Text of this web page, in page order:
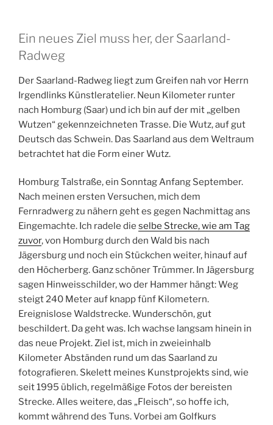
Ein neues Ziel muss her, der Saarland-
Radweg
Der Saarland-Radweg liegt zum Greifen nah vor Herrn
Irgendlinks Künstleratelier. Neun Kilometer runter
nach Homburg (Saar) und ich bin auf der mit „gelben
Wutzen“ gekennzeichneten Trasse. Die Wutz, auf gut
Deutsch das Schwein. Das Saarland aus dem Weltraum
betrachtet hat die Form einer Wutz.
Homburg Talstraße, ein Sonntag Anfang September.
Nach meinen ersten Versuchen, mich dem
Fernradwerg zu nähern geht es gegen Nachmittag ans
Eingemachte. Ich radele die selbe Strecke, wie am Tag
zuvor, von Homburg durch den Wald bis nach
Jägersburg und noch ein Stückchen weiter, hinauf auf
den Höcherberg. Ganz schöner Trümmer. In Jägersburg
sagen Hinweisschilder, wo der Hammer hängt: Weg
steigt 240 Meter auf knapp fünf Kilometern.
Ereignislose Waldstrecke. Wunderschön, gut
beschildert. Da geht was. Ich wachse langsam hinein in
das neue Projekt. Ziel ist, mich in zweieinhalb
Kilometer Abständen rund um das Saarland zu
fotografieren. Skelett meines Kunstprojekts sind, wie
seit 1995 üblich, regelmäßige Fotos der bereisten
Strecke. Alles weitere, das „Fleisch“, so hoffe ich,
kommt während des Tuns. Vorbei am Golfkurs